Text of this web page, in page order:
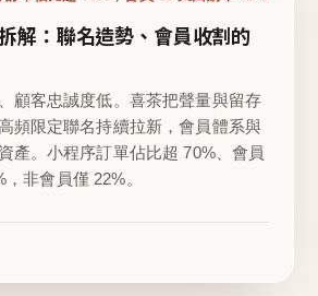
解：聯名造勢、會員收割的
顧客忠誠度低。喜茶把聲量與留存
頻限定聯名持續拉新，會員體系與
產。小程序訂單佔比超 70%、會員
非會員僅 22%。